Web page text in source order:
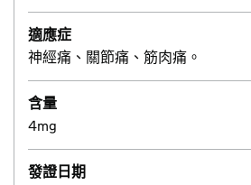
適應症
神經痛、關節痛、筋肉痛。
含量
4mg
發證日期